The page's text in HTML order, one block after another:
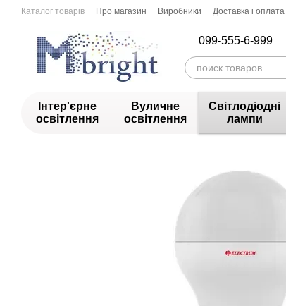
Перейти до основного контенту
Каталог товарів Про магазин Виробники Доставка і оплата
099-555-6-999
Інтер'єрне
освітлення
Вуличне
освітлення
Світлодіодні
лампи